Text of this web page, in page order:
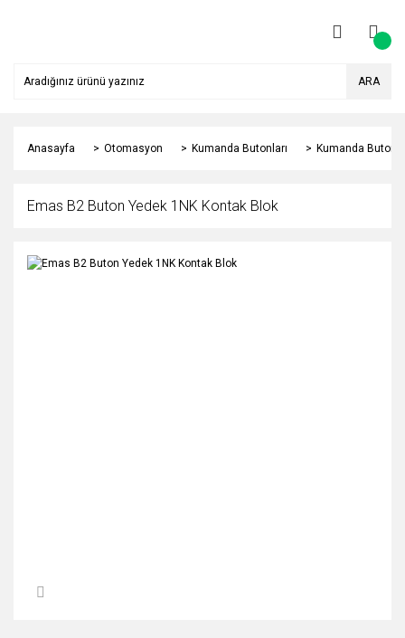
ARA
Anasayfa Otomasyon Kumanda Butonları Kumanda
Emas B2 Buton Yedek 1NK Kontak Blok